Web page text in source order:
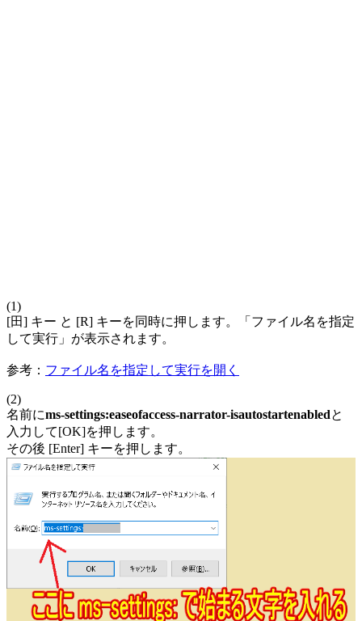
(1)
[田] キー と [R] キーを同時に押します。「ファイル名を指定
して実行」が表示されます。
参考： ファイル名を指定して実行を開く
(2)
名前にms-settings:easeofaccess-narrator-isautostartenabledと
入力して[OK]を押します。
その後 [Enter] キーを押します。